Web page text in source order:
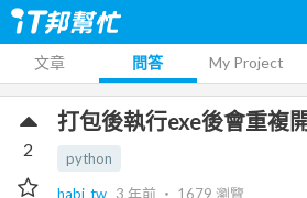
文章 問答 My Project
打包後執行exe後會重複
python
habi_tw 3 年前 ‧ 1679 瀏覽
2